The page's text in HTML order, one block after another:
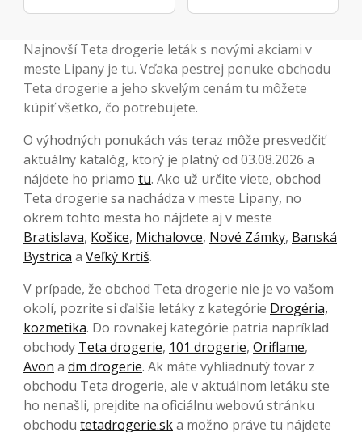
Najnovší Teta drogerie leták s novými akciami v
meste Lipany je tu. Vďaka pestrej ponuke obchodu
Teta drogerie a jeho skvelým cenám tu môžete
kúpiť všetko, čo potrebujete.
O výhodných ponukách vás teraz môže presvedčiť
aktuálny katalóg, ktorý je platný od 03.08.2026 a
nájdete ho priamo tu. Ako už určite viete, obchod
Teta drogerie sa nachádza v meste Lipany, no
okrem tohto mesta ho nájdete aj v meste
Bratislava, Košice, Michalovce, Nové Zámky, Banská
Bystrica a Veľký Krtíš.
V prípade, že obchod Teta drogerie nie je vo vašom
okolí, pozrite si ďalšie letáky z kategórie Drogéria,
kozmetika. Do rovnakej kategórie patria napríklad
obchody Teta drogerie, 101 drogerie, Oriflame,
Avon a dm drogerie. Ak máte vyhliadnutý tovar z
obchodu Teta drogerie, ale v aktuálnom letáku ste
ho nenašli, prejdite na oficiálnu webovú stránku
obchodu tetadrogerie.ska možno práve tu nájdete